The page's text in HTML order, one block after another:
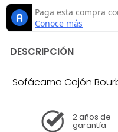
DESCRIPCIÓN
Sofácama Cajón
2 años de
garantía